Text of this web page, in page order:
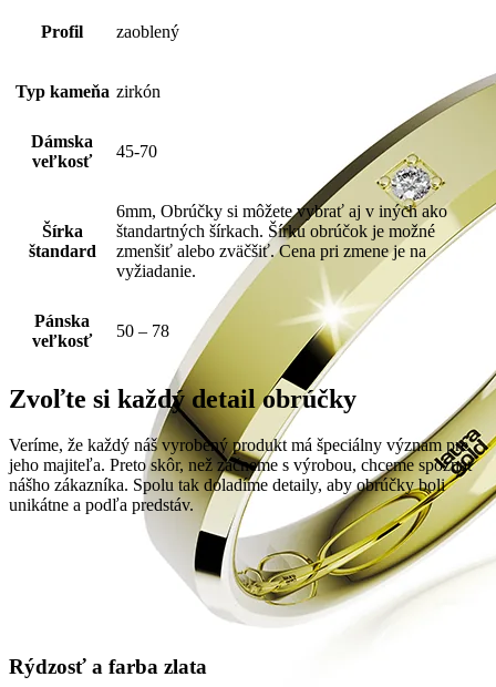
Profil zaoblený
Typ kameňa zirkón
Dámska
veľkosť
45-70
Šírka
štandard
6mm, Obrúčky si môžete vybrať aj v iných ako
štandartných šírkach. Šírku obrúčok je možné
zmenšiť alebo zväčšiť. Cena pri zmene je na
vyžiadanie.
Pánska
veľkosť
50 – 78
Zvoľte si každý detail obrúčky
Veríme, že každý náš vyrobený produkt má špeciálny význam pre
jeho majiteľa. Preto skôr, než začneme s výrobou, chceme spoznať
nášho zákazníka. Spolu tak doladíme detaily, aby obrúčky boli
unikátne a podľa predstáv.
Rýdzosť a farba zlata